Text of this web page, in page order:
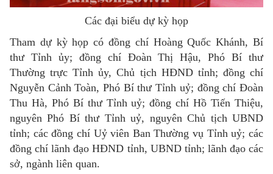
Các đại biểu dự kỳ họp
Tham dự kỳ họp có đồng chí Hoàng Quốc Khánh, Bí
thư Tỉnh ủy; đồng chí Đoàn Thị Hậu, Phó Bí thư
Thường trực Tỉnh ủy, Chủ tịch HĐND tỉnh; đồng chí
Nguyễn Cảnh Toàn, Phó Bí thư Tỉnh uỷ; đồng chí Đoàn
Thu Hà, Phó Bí thư Tỉnh uỷ; đồng chí Hồ Tiến Thiệu,
nguyên Phó Bí thư Tỉnh uỷ, nguyên Chủ tịch UBND
tỉnh; các đồng chí Uỷ viên Ban Thường vụ Tỉnh uỷ; các
đồng chí lãnh đạo HĐND tỉnh, UBND tỉnh; lãnh đạo các
sở, ngành liên quan.